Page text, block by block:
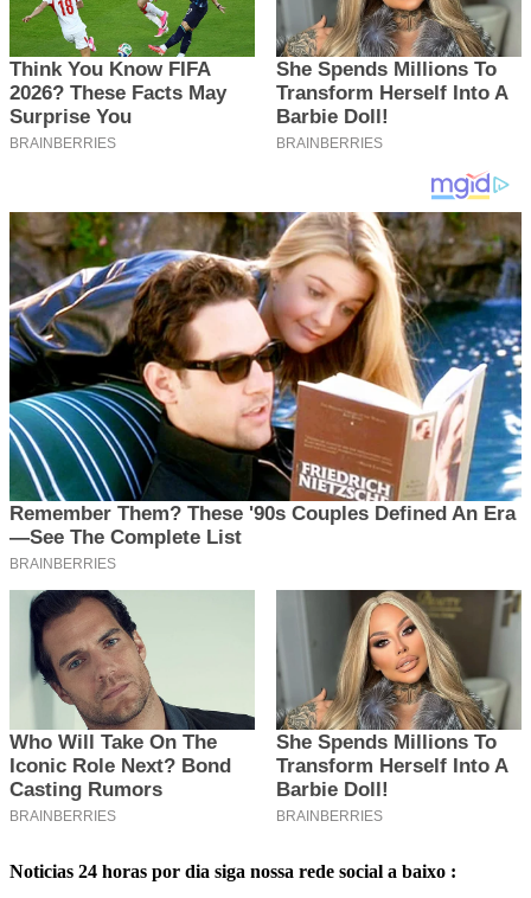
Noticias 24 horas por dia siga nossa rede social a baixo :